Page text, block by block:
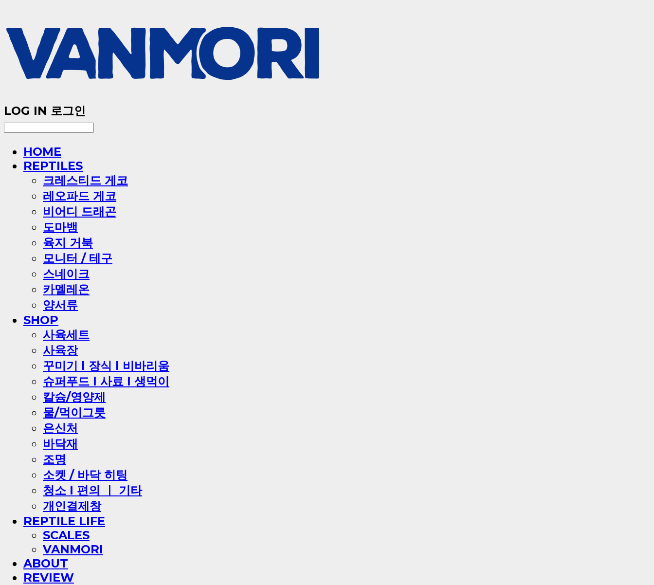
LOG IN 로그인
HOME
REPTILES
크레스티드 게코
레오파드 게코
비어디 드래곤
도마뱀
육지 거북
모니터 / 테구
스네이크
카멜레온
양서류
SHOP
사육세트
사육장
꾸미기 l 장식 l 비바리움
슈퍼푸드 l 사료 l 생먹이
칼슘/영양제
물/먹이그릇
은신처
바닥재
조명
소켓 / 바닥 히팅
청소 l 편의 ㅣ 기타
개인결제창
REPTILE LIFE
SCALES
VANMORI
ABOUT
REVIEW